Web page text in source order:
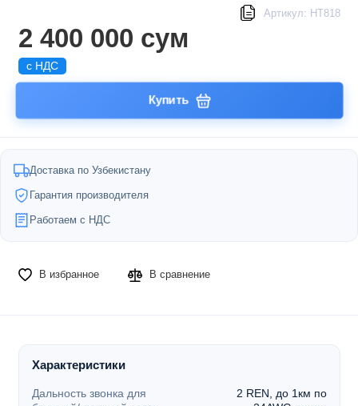
Артикул: HT818
2 400 000 сум
с НДС
Купить
Доставка по Узбекистану
Гарантия производителя
Работаем с НДС
В избранное В сравнение
Характеристики
Дальность звонка для
2 REN, до 1км по